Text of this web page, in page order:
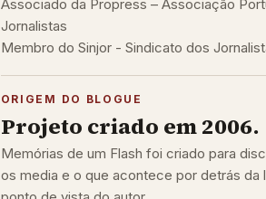
Associado da Propress – Associação
Jornalistas
Membro do Sinjor - Sindicato dos
ORIGEM DO BLOGUE
Projeto criado em 2006.
Memórias de um Flash foi criado para
os media e o que acontece por detrás da